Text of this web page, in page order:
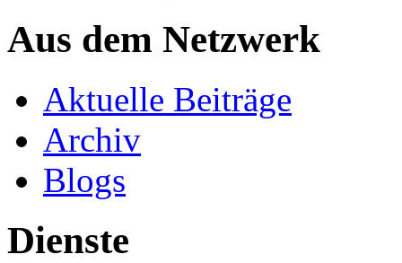
Aus dem Netzwerk
Aktuelle Beiträge
Archiv
Blogs
Dienste